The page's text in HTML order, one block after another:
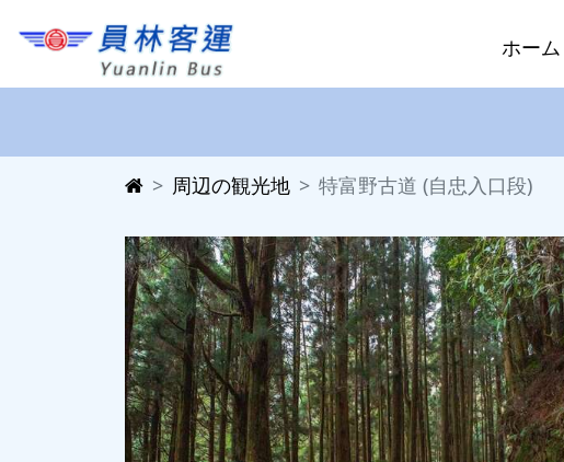
ホーム
周辺の観光地 特富野古道 (自忠入口段)